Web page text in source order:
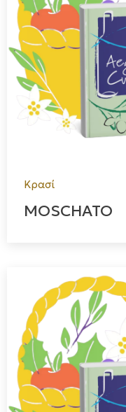
Κρασί
MOSCHATO